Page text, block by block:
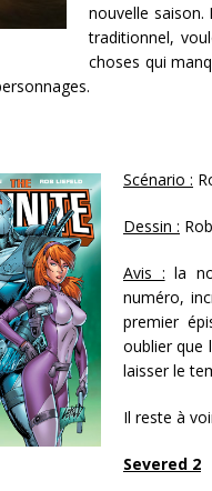
nouvelle
traditionnel,
choses qui
Scénario :
Dessin :
Avis : la
numéro,
premier
oublier que
laisser le
Il reste à
Severed 2